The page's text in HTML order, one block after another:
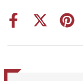
Share
Share
(Twitter)
Share